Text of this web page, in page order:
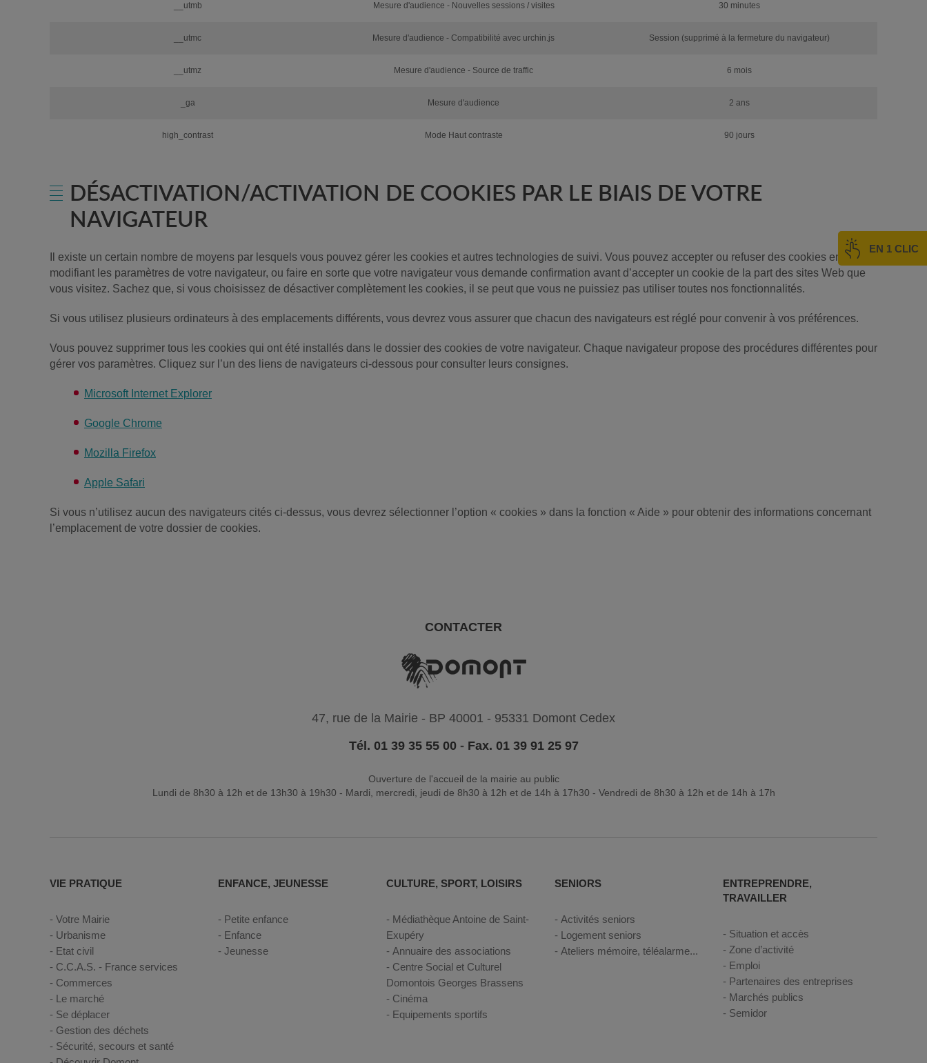
EN 1 CLIC
__utmb Mesure d'audience - Nouvelles sessions / visites 30 minutes
__utmc Mesure d'audience - Compatibilité avec urchin.js Session (supprimé à la fermeture du navigateur)
__utmz Mesure d'audience - Source de traffic 6 mois
_ga Mesure d'audience 2 ans
high_contrast Mode Haut contraste 90 jours
DÉSACTIVATION/ACTIVATION DE COOKIES PAR LE BIAIS DE VOTRE
NAVIGATEUR
Il existe un certain nombre de moyens par lesquels vous pouvez gérer les cookies et autres technologies de suivi. Vous pouvez accepter ou refuser des cookies en
modifiant les paramètres de votre navigateur, ou faire en sorte que votre navigateur vous demande confirmation avant d’accepter un cookie de la part des sites Web que
vous visitez. Sachez que, si vous choisissez de désactiver complètement les cookies, il se peut que vous ne puissiez pas utiliser toutes nos fonctionnalités.
Si vous utilisez plusieurs ordinateurs à des emplacements différents, vous devrez vous assurer que chacun des navigateurs est réglé pour convenir à vos préférences.
Vous pouvez supprimer tous les cookies qui ont été installés dans le dossier des cookies de votre navigateur. Chaque navigateur propose des procédures différentes pour
gérer vos paramètres. Cliquez sur l’un des liens de navigateurs ci-dessous pour consulter leurs consignes.
Microsoft Internet Explorer
Google Chrome
Mozilla Firefox
Apple Safari
Si vous n’utilisez aucun des navigateurs cités ci-dessus, vous devrez sélectionner l’option « cookies » dans la fonction « Aide » pour obtenir des informations concernant
l’emplacement de votre dossier de cookies.
CONTACTER
47, rue de la Mairie - BP 40001 - 95331 Domont Cedex
Tél. 01 39 35 55 00 - Fax. 01 39 91 25 97
Ouverture de l'accueil de la mairie au public
Lundi de 8h30 à 12h et de 13h30 à 19h30 - Mardi, mercredi, jeudi de 8h30 à 12h et de 14h à 17h30 - Vendredi de 8h30 à 12h et de 14h à 17h
VIE PRATIQUE
Votre Mairie
Urbanisme
Etat civil
C.C.A.S. - France services
Commerces
Le marché
Se déplacer
Gestion des déchets
Sécurité, secours et santé
ENFANCE, JEUNESSE
Petite enfance
Enfance
Jeunesse
CULTURE, SPORT, LOISIRS
Médiathèque Antoine de Saint-
Exupéry
Annuaire des associations
Centre Social et Culturel
Domontois Georges Brassens
Cinéma
Equipements sportifs
SENIORS
Activités seniors
Logement seniors
Ateliers mémoire, téléalarme...
ENTREPRENDRE,
TRAVAILLER
Situation et accès
Zone d’activité
Emploi
Partenaires des entreprises
Marchés publics
Semidor